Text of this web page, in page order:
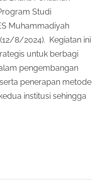
Studi
Muhammadiyah
8/2024). Kegiatan ini
untuk berbagi
pengembangan
penerapan metode
institusi sehingga